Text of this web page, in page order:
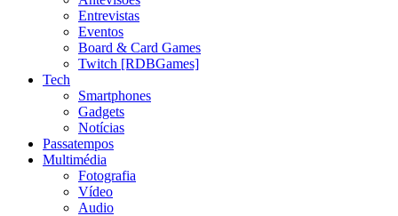
Entrevistas
Eventos
Board & Card Games
Twitch [RDBGames]
Tech
Smartphones
Gadgets
Notícias
Passatempos
Multimédia
Fotografia
Vídeo
Audio